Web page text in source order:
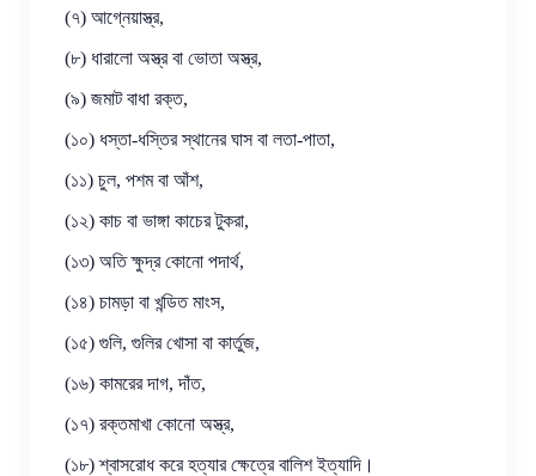
(৭) আগ্নেয়াস্ত্র,
(৮) ধারালো অস্ত্র বা ভোতা অস্ত্র,
(৯) জমাট বাধা রক্ত,
(১০) ধস্তা-ধস্তির স্থানের ঘাস বা লতা-পাতা,
(১১) চুল, পশম বা আঁশ,
(১২) কাচ বা ভাঙ্গা কাচের টুকরা,
(১৩) অতি ক্ষুদ্র কোনো পদার্থ,
(১৪) চামড়া বা খন্ডিত মাংস,
(১৫) গুলি, গুলির খোসা বা কার্তুজ,
(১৬) কামরের দাগ, দাঁত,
(১৭) রক্তমাখা কোনো অস্ত্র,
(১৮) শ্বাসরোধ করে হত্যার ক্ষেত্রে বালিশ ইত্যাদি।